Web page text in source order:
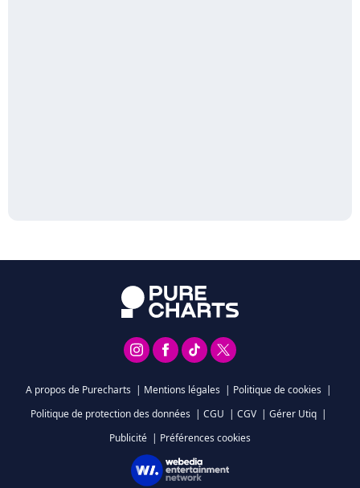
A propos de Purecharts | Mentions légales | Politique de cookies |
Politique de protection des données | CGU | CGV | Gérer Utiq |
Publicité | Préférences cookies